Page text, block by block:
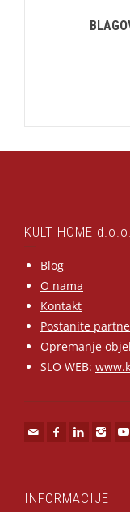
KULT HOME d.o.o.
Blog
O nama
Kontakt
Postanite
Opremanje
SLO WEB:
INFORMACIJE